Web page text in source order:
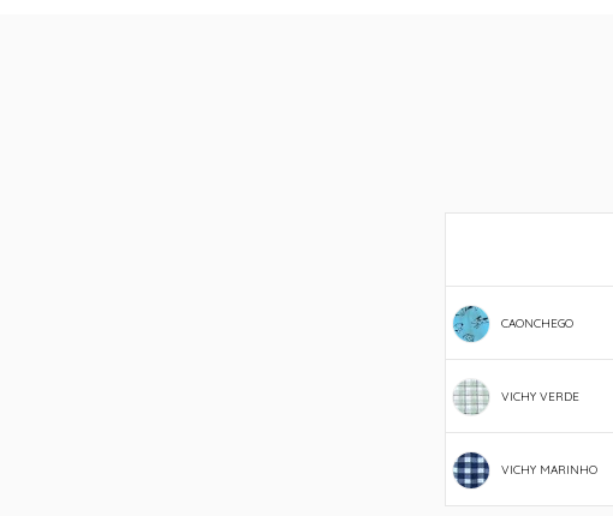
CAONCHEGO
VICHY VERDE
VICHY MARINHO